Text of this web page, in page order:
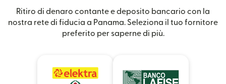
Ritiro di denaro contante e deposito bancario con la
nostra rete di fiducia a Panama. Seleziona il tuo fornitore
preferito per saperne di più.